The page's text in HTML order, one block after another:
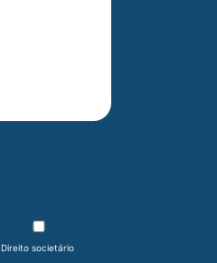
Direito societário